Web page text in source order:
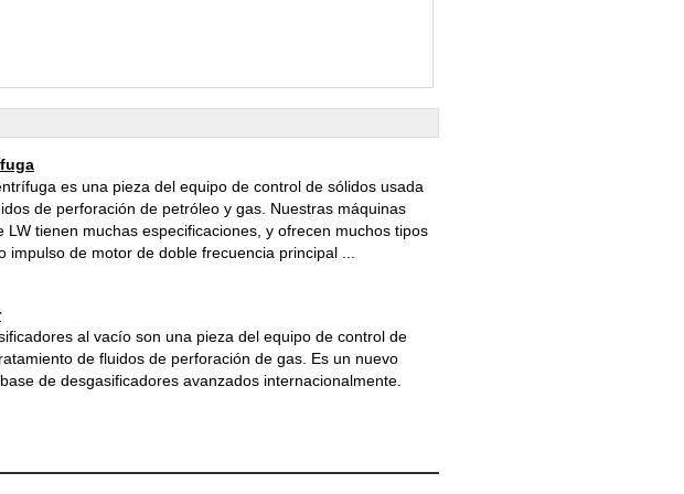
es una pieza del equipo de control de sólidos usada
de perforación de petróleo y gas. Nuestras máquinas
LW tienen muchas especificaciones, y ofrecen muchos tipos
impulso de motor de doble frecuencia principal ...
al vacío son una pieza del equipo de control de
de fluidos de perforación de gas. Es un nuevo
de desgasificadores avanzados internacionalmente.